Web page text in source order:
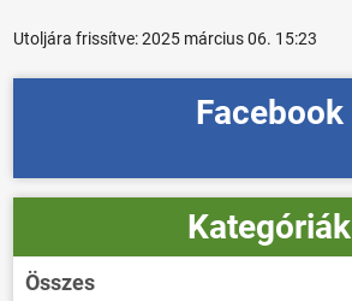
Utoljára frissítve:2025 március 06. 15:23
Facebook
Kategóriák
Összes